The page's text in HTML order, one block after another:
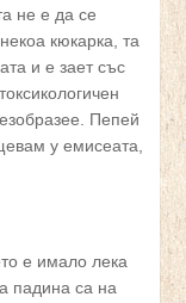
не е да се
кюкарка, та
и е зает със
Пепей
у емисеата,
е имало лека
падина са на